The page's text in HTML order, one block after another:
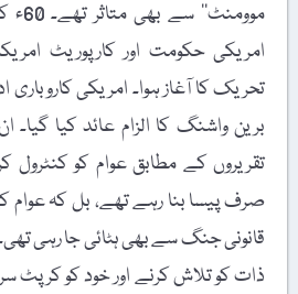
امریکی حکومت اور کارپوریٹ
تحریک کا آغاز ہوا۔ امریکی کاروباری
برین واشنگ کا الزام عائد کیا
تقریروں کے مطابق عوام کو کنٹرول
صرف پیسا بنا رہے تھے، بل کہ عوام
ذات کو تلاش کرنے اور خود کو کرپٹ